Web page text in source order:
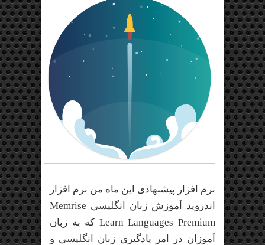
نرم افزار پیشنهادی این ماه من نرم افزار
اندروید آموزش زبان انگلیسی Memrise
Learn Languages Premium که به زبان
آموزان در امر یادگیری زبان انگلیسی و